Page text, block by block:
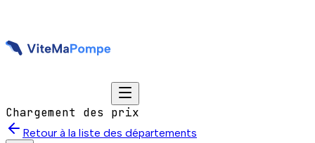
Chargement des prix
Retour à la liste des départements